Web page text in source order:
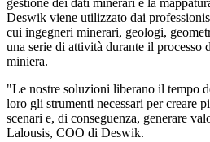
gestione dei dati minerari e la
Deswik viene utilizzato dai
cui ingegneri minerari, geologi,
una serie di attività durante il processo
miniera.
"Le nostre soluzioni liberano il tempo
loro gli strumenti necessari per creare
scenari e, di conseguenza, generare
Lalousis, COO di Deswik.